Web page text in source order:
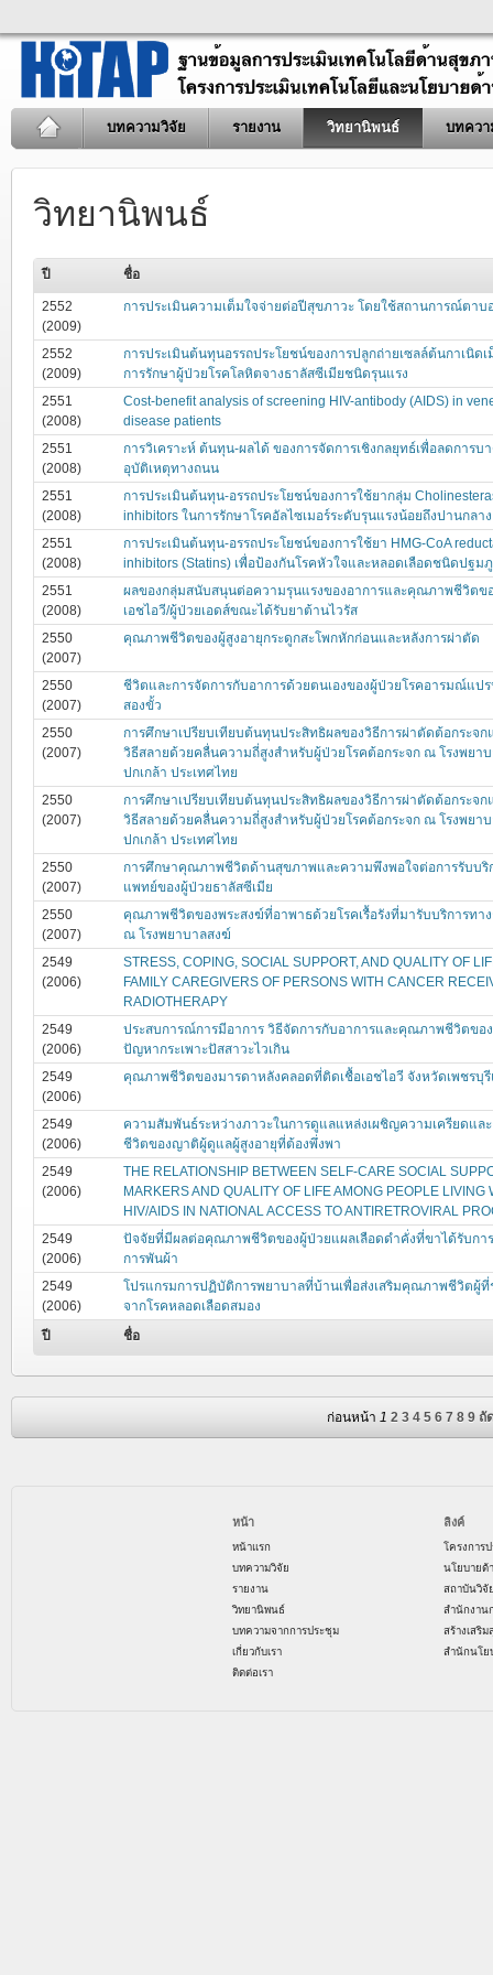
บทความวิจัย รายงาน วิทยานิพนธ์ บทควา
วิทยานิพนธ์
ปี ชื่อ
2552
(2009)
การประเมินความเต็มใจจ่ายต่อปีสุขภาวะ โดยใช้สถานการณ์ตาบ
2552
(2009)
การประเมินต้นทุนอรรถประโยชน์ของการปลูกถ่ายเซลล์ต้นกาเนิดเ
การรักษาผู้ป่วยโรคโลหิตจางธาลัสซีเมียชนิดรุนแรง
2551
(2008)
Cost-benefit analysis of screening HIV-antibody (AIDS) in
disease patients
2551
(2008)
การวิเคราะห์ ต้นทุน-ผลได้ ของการจัดการเชิงกลยุทธ์เพื่อลดการบ
อุบัติเหตุทางถนน
2551
(2008)
การประเมินต้นทุน-อรรถประโยชน์ของการใช้ยากลุ่ม
inhibitors ในการรักษาโรคอัลไซเมอร์ระดับรุนแรงน้อยถึงปานกลาง
2551
(2008)
การประเมินต้นทุน-อรรถประโยชน์ของการใช้ยา HMG-CoA
inhibitors (Statins) เพื่อป้องกันโรคหัวใจและหลอดเลือดชนิดปฐม
2551
(2008)
ผลของกลุ่มสนับสนุนต่อความรุนแรงของอาการและคุณภาพชีวิตข
เอชไอวี/ผู้ป่วยเอดส์ขณะได้รับยาต้านไวรัส
2550
(2007)
คุณภาพชีวิตของผู้สูงอายุกระดูกสะโพกหักก่อนและหลังการผ่าตัด
2550
(2007)
ชีวิตและการจัดการกับอาการด้วยตนเองของผู้ป่วยโรคอารมณ์แป
สองขั้ว
2550
(2007)
การศึกษาเปรียบเทียบต้นทุนประสิทธิผลของวิธีการผ่าตัดต้อกระจก
วิธีสลายด้วยคลื่นความถี่สูงสำหรับผู้ป่วยโรคต้อกระจก ณ โรงพยา
ปกเกล้า ประเทศไทย
2550
(2007)
การศึกษาเปรียบเทียบต้นทุนประสิทธิผลของวิธีการผ่าตัดต้อกระจก
วิธีสลายด้วยคลื่นความถี่สูงสำหรับผู้ป่วยโรคต้อกระจก ณ โรงพยา
ปกเกล้า ประเทศไทย
2550
(2007)
การศึกษาคุณภาพชีวิตด้านสุขภาพและความพึงพอใจต่อการรับบริ
แพทย์ของผู้ป่วยธาลัสซีเมีย
2550
(2007)
คุณภาพชีวิตของพระสงฆ์ที่อาพาธด้วยโรคเรื้อรังที่มารับบริการทา
ณ โรงพยาบาลสงฆ์
2549
(2006)
STRESS, COPING, SOCIAL SUPPORT, AND QUALITY OF
FAMILY CAREGIVERS OF PERSONS WITH CANCER
RADIOTHERAPY
2549
(2006)
ประสบการณ์การมีอาการ วิธีจัดการกับอาการและคุณภาพชีวิตขอ
ปัญหากระเพาะปัสสาวะไวเกิน
2549
(2006)
คุณภาพชีวิตของมารดาหลังคลอดที่ติดเชื้อเอชไอวี จังหวัดเพชรบุ
2549
(2006)
ความสัมพันธ์ระหว่างภาวะในการดูแลแหล่งเผชิญความเครียดแ
ชีวิตของญาติผู้ดูแลผู้สูงอายุที่ต้องพึ่งพา
2549
(2006)
THE RELATIONSHIP BETWEEN SELF-CARE SOCIAL
MARKERS AND QUALITY OF LIFE AMONG PEOPLE LIVING
HIV/AIDS IN NATIONAL ACCESS TO ANTIRETROVIRAL
2549
(2006)
ปัจจัยที่มีผลต่อคุณภาพชีวิตของผู้ป่วยแผลเลือดดำคั่งที่ขาได้รับกา
การพันผ้า
2549
(2006)
โปรแกรมการปฏิบัติการพยาบาลที่บ้านเพื่อส่งเสริมคุณภาพชีวิตผู้
จากโรคหลอดเลือดสมอง
ปี
ชื่อ
ก่อนหน้า 1 2 3 4 5 6 7 8 9 ถั
หน้า
หน้าแรก
บทความวิจัย
รายงาน
วิทยานิพนธ์
บทความจากการประชุม
เกี่ยวกับเรา
ติดต่อเรา
ลิงค์
โครงการ
นโยบายด้
สถาบันวิจั
สำนักงาน
สร้างเสริ
สำนักนโย